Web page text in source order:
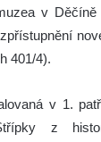
v
401/4).
v 1.
z